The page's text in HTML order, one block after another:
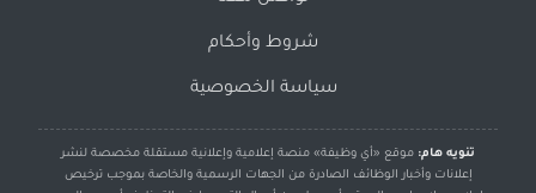
شروط وأحكام
سياسة الخصوصية
تنويه هام: موقع «أي وظيفة» منصة إعلامية وإعلانية مستقلة مخصصة لنشر
إعلانات وأخبار الوظائف الصادرة من الجهات الرسمية والخاصة بموجب ترخيص